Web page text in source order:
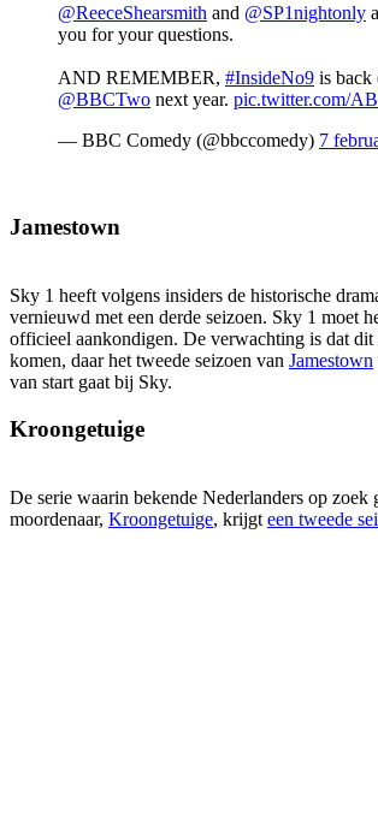
@ReeceShearsmith and @SP1nightonly
you for your questions.
AND REMEMBER, #InsideNo9 is back
@BBCTwo next year. pic.twitter.com/
— BBC Comedy (@bbccomedy) 7
Jamestown
Sky 1 heeft volgens insiders de historische
vernieuwd met een derde seizoen. Sky 1 moet
officieel aankondigen. De verwachting is dat dit
komen, daar het tweede seizoen van Jamestown
van start gaat bij Sky.
Kroongetuige
De serie waarin bekende Nederlanders op zoek
moordenaar, Kroongetuige, krijgt een tweede